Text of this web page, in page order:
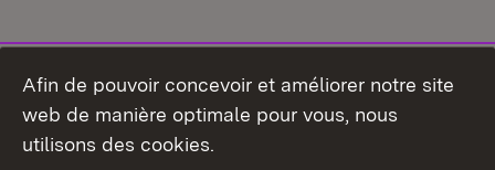
Afin de pouvoir concevoir et améliorer notre site
web de manière optimale pour vous, nous
utilisons des cookies.